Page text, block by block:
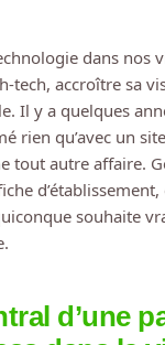
dans nos
tech, accroître sa
Il y a quelques
rien qu’avec un
tout autre affaire.
d’établissement,
souhaite
d’une